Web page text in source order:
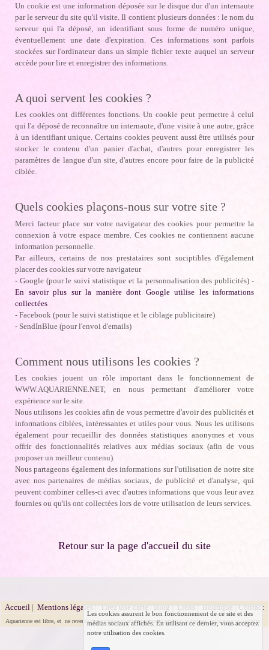
Un cookie est une information déposée sur le disque dur d'un internaute
par le serveur du site qu'il visite. Il contient plusieurs données : le nom du
serveur qui l'a déposé, un identifiant sous forme de numéro unique,
éventuellement une date d'expiration. Ces informations sont parfois
stockées sur l'ordinateur dans un simple fichier texte auquel un serveur
accède pour lire et enregistrer des informations.
A quoi servent les cookies ?
Les cookies ont différentes fonctions. Un cookie peut permettre à celui
qui l'a déposé de reconnaître un internaute, d'une visite à une autre, grâce
à un identifiant unique. Certains cookies peuvent aussi être utilisés pour
stocker le contenu d'un panier d'achat, d'autres pour enregistrer les
paramètres de langue d'un site, d'autres encore pour faire de la publicité
ciblée.
Quels cookies plaçons-nous sur votre site ?
Merci facteur place sur votre navigateur des cookies pour permettre la
connexion à votre espace membre. Ces cookies ne contiennent aucune
information personnelle.
Par ailleurs, certains de nos prestataires sont suciptibles d'également
placer des cookies sur votre navigateur
- Google (pour le suivi statistique et la personnalisation des publicités) -
En savoir plus sur la manière dont Google utilise les informations
collectées
- Facebook (pour le suivi statistique et le ciblage publicitaire)
- SendInBlue (pour l'envoi d'emails)
Comment nous utilisons les cookies ?
Les cookies jouent un rôle important dans le fonctionnement de
WWW.AQUARIENNE.NET, en nous permettant d'améliorer votre
expérience sur le site.
Nous utilisons les cookies afin de vous permettre d'avoir des publicités et
informations ciblées, intéressantes et utiles pour vous. Nous les utilisons
également pour recueillir des données statistiques anonymes et vous
offrir des fonctionnalités relatives aux médias sociaux (afin de vous
proposer un meilleur contenu).
Nous partageons également des informations sur l'utilisation de notre site
avec nos partenaires de médias sociaux, de publicité et d'analyse, qui
peuvent combiner celles-ci avec d'autres informations que vous leur avez
fournies ou qu'ils ont collectées lors de votre utilisation de leurs services.
Retour sur la page d'accueil du site
Accueil | Mentions légales|Tirez une carte|Blog|Liens|Boutique|Contact
Aquarienne est libre, et ne revendique aucune appartenance ou orientation politique, religieuse ou sectaire.
Les cookies assurent le bon fonctionnement de ce site et des
médias sociaux affichés. En utilisant ce dernier, vous acceptez
notre utilisation des cookies.